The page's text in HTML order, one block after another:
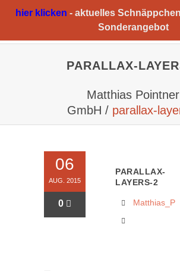
hier klicken - aktuelles
Sonderangebot
PARALLAX-
Matthias Pointner
GmbH / parallax-
06
AUG. 2015
0
PARALLAX-
LAYERS-2
Matthias_P